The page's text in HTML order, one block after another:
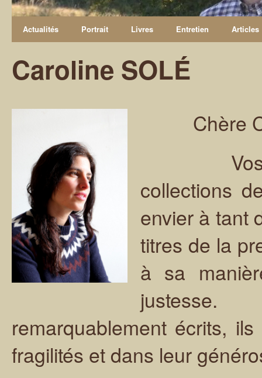
Actualités Portrait Livres Entretien Articles
Caroline SOLÉ
Chère
Vos
collections
envier à tant
titres de la
à sa
remarquablement écrits,
fragilités et dans leur